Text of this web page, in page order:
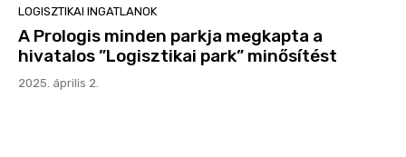
LOGISZTIKAI INGATLANOK
A Prologis minden parkja megkapta a
hivatalos ”Logisztikai park” minősítést
2025. április 2.